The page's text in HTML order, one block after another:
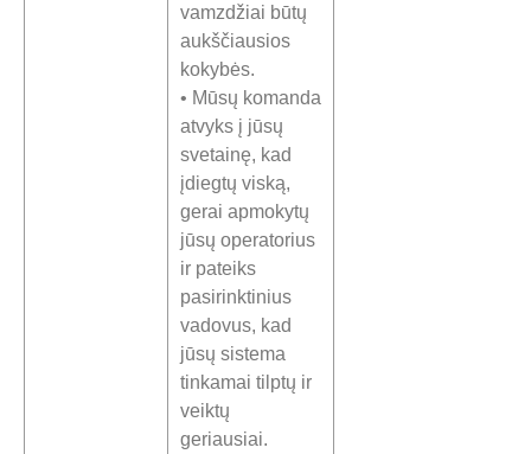
vamzdžiai būtų
aukščiausios
kokybės.
• Mūsų komanda
atvyks į jūsų
svetainę, kad
įdiegtų viską,
gerai apmokytų
jūsų operatorius
ir pateiks
pasirinktinius
vadovus, kad
jūsų sistema
tinkamai tilptų ir
veiktų
geriausiai.